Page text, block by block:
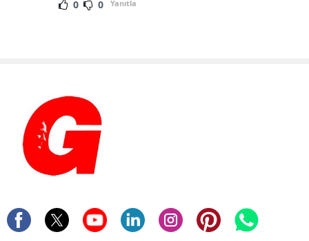
0 0 Yanıtla